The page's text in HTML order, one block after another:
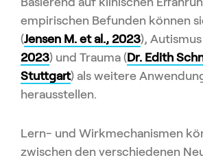
empirischen Befunden können
(Jensen M. et al., 2023), Autismus
2023) und Trauma (Dr. Edith
Stuttgart) als weitere
herausstellen.
Lern- und Wirkmechanismen
zwischen den verschiedenen